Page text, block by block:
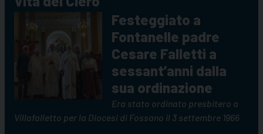
Festeggiato a
Fontanelle padre
Cesare Falletti a
sessant’anni dalla
sua ordinazione
Era stato ordinato presbitero a
Villafalletto per la Diocesi di Fossano il 3 settembre 1966